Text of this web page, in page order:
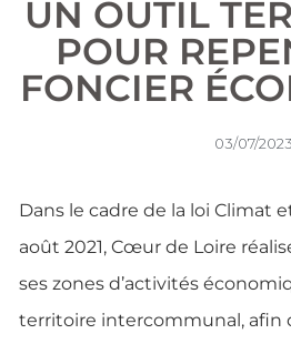
UN OUTIL
POUR
FONCIER
03/07/2023
Dans le cadre de la loi Climat
août 2021, Cœur de Loire
ses zones d’activités
territoire intercommunal, afin